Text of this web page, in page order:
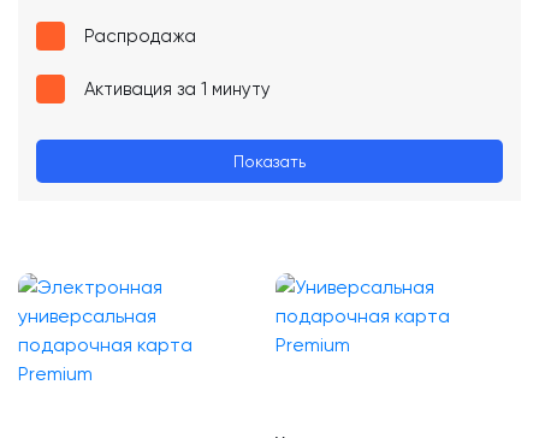
Распродажа
Активация за 1 минуту
Показать